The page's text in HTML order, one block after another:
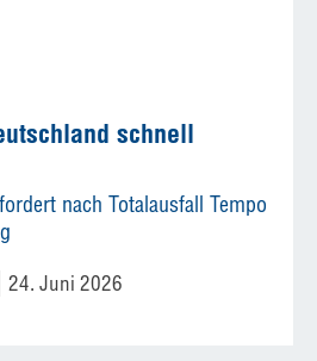
schnell
nach Totalausfall Tempo
24. Juni 2026